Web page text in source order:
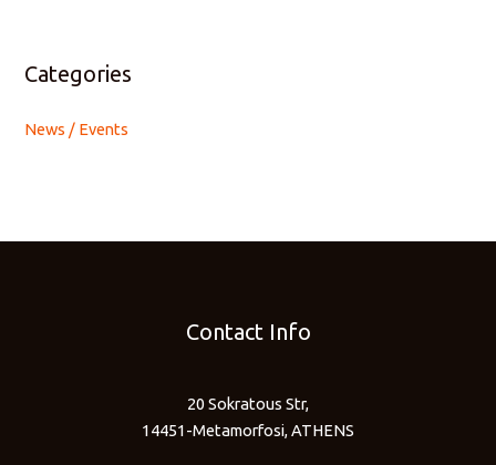
Categories
News / Events
Contact Info
20 Sokratous Str,
14451-Metamorfosi, ATHENS